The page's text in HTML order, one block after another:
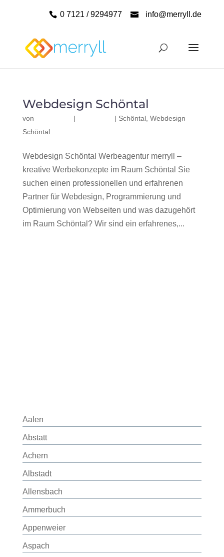
0 7121 / 9294977 info@merryll.de
Webdesign Schöntal
von | | Schöntal, Webdesign
Schöntal
Webdesign Schöntal Werbeagentur merryll –
kreative Werbekonzepte im Raum Schöntal Sie
suchen einen professionellen und erfahrenen
Partner für Webdesign, Programmierung und
Optimierung von Webseiten und was dazugehört
im Raum Schöntal? Wir sind ein erfahrenes,...
Aalen
Abstatt
Achern
Albstadt
Allensbach
Ammerbuch
Appenweier
Aspach